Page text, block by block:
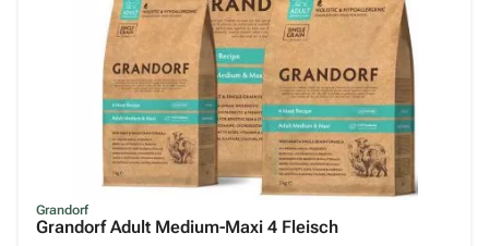
Grandorf
Grandorf Adult Medium-Maxi 4 Fleisch